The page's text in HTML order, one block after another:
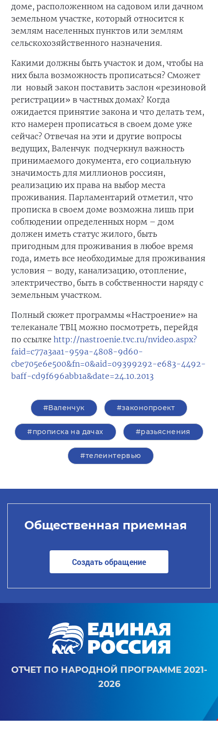
доме, расположенном на садовом или дачном
земельном участке, который относится к
землям населенных пунктов или землям
сельскохозяйственного назначения.
Какими должны быть участок и дом, чтобы на
них была возможность прописаться? Сможет
ли новый закон поставить заслон «резиновой
регистрации» в частных домах? Когда
ожидается принятие закона и что делать тем,
кто намерен прописаться в своем доме уже
сейчас? Отвечая на эти и другие вопросы
ведущих, Валенчук подчеркнул важность
принимаемого документа, его социальную
значимость для миллионов россиян,
реализацию их права на выбор места
проживания. Парламентарий отметил, что
прописка в своем доме возможна лишь при
соблюдении определенных норм – дом
должен иметь статус жилого, быть
пригодным для проживания в любое время
года, иметь все необходимые для проживания
условия – воду, канализацию, отопление,
электричество, быть в собственности наряду с
земельным участком.
Полный сюжет программы «Настроение» на
телеканале ТВЦ можно посмотреть, перейдя
по ссылке http://nastroenie.tvc.ru/nvideo.aspx?
faid=c77a3aa1-959a-4808-9d60-
cbe705e6e500&fn=0&aid=09399292-e683-4492-
baff-cd9f696abb1a&date=24.10.2013
#Валенчук #законопроект
#прописка на дачах #разьяснения
#телеинтервью
Общественная приемная
Создать обращение
ОТЧЕТ ПО НАРОДНОЙ ПРОГРАММЕ 2021-
2026